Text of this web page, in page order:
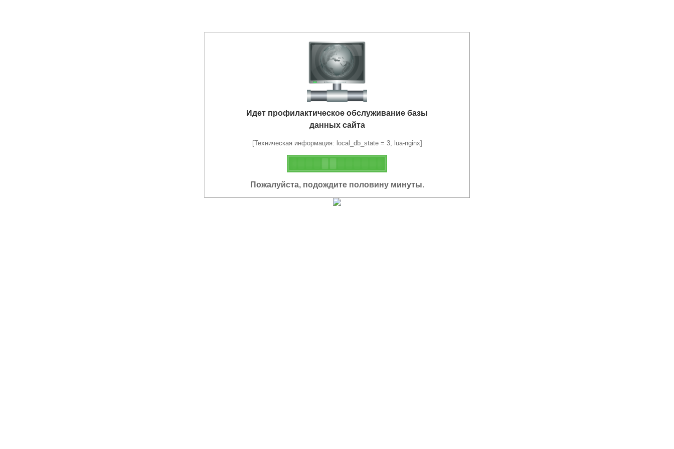
Идет профилактическое обслуживание базы
данных сайта
[Техническая информация: local_db_state = 3, lua-nginx]
Пожалуйста, подождите половину минуты.